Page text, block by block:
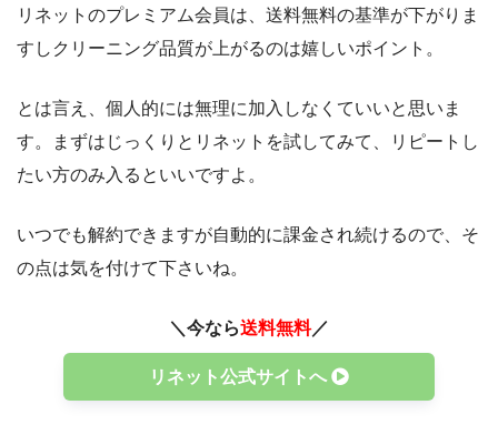
リネットのプレミアム会員は、送料無料の基準が下がりま
すしクリーニング品質が上がるのは嬉しいポイント。
とは言え、個人的には無理に加入しなくていいと思いま
す。まずはじっくりとリネットを試してみて、リピートし
たい方のみ入るといいですよ。
いつでも解約できますが自動的に課金され続けるので、そ
の点は気を付けて下さいね。
＼今なら送料無料／
リネット公式サイトへ